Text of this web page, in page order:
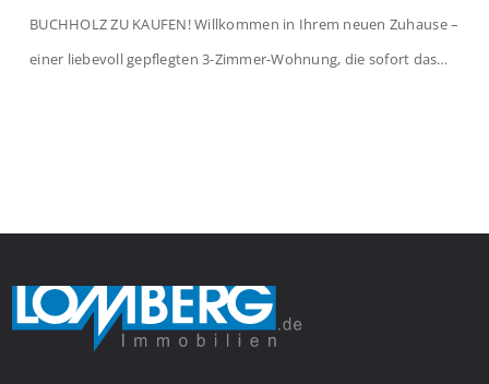
BUCHHOLZ ZU KAUFEN! Willkommen in Ihrem neuen Zuhause –
einer liebevoll gepflegten 3-Zimmer-Wohnung, die sofort das